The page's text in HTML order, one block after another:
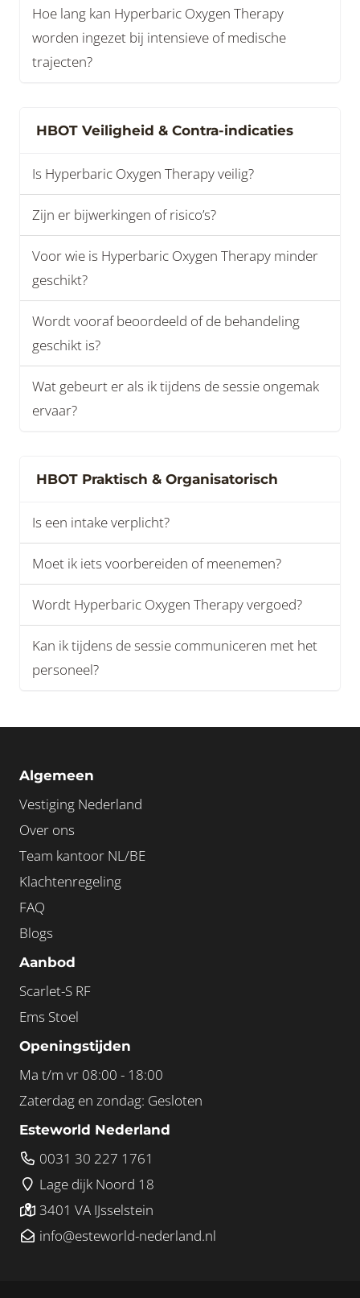
Hoe lang kan Hyperbaric Oxygen Therapy
worden ingezet bij intensieve of medische
trajecten?
HBOT Veiligheid & Contra-indicaties
Is Hyperbaric Oxygen Therapy veilig?
Zijn er bijwerkingen of risico’s?
Voor wie is Hyperbaric Oxygen Therapy minder
geschikt?
Wordt vooraf beoordeeld of de behandeling
geschikt is?
Wat gebeurt er als ik tijdens de sessie ongemak
ervaar?
HBOT Praktisch & Organisatorisch
Is een intake verplicht?
Moet ik iets voorbereiden of meenemen?
Wordt Hyperbaric Oxygen Therapy vergoed?
Kan ik tijdens de sessie communiceren met het
personeel?
Algemeen
Vestiging Nederland
Over ons
Team kantoor NL/BE
Klachtenregeling
FAQ
Blogs
Aanbod
Scarlet-S RF
Ems Stoel
Openingstijden
Ma t/m vr 08:00 - 18:00
Zaterdag en zondag: Gesloten
Esteworld Nederland
0031 30 227 1761
Lage dijk Noord 18
3401 VA IJsselstein
info@esteworld-nederland.nl